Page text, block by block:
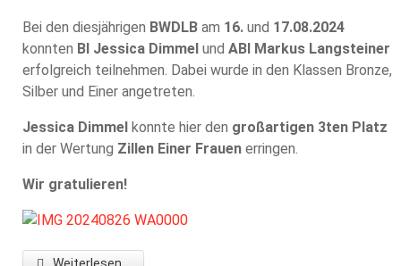
Bei den diesjährigen BWDLB am 16. und 17.08.2024
konnten BI Jessica Dimmel und ABI Markus Langsteiner
erfolgreich teilnehmen. Dabei wurde in den Klassen Bronze,
Silber und Einer angetreten.
Jessica Dimmel konnte hier den großartigen 3ten Platz
in der Wertung Zillen Einer Frauen erringen.
Wir gratulieren!
Weiterlesen ...